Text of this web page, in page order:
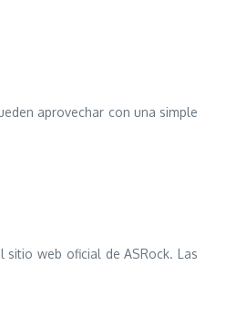
aprovechar con una simple
web oficial de ASRock. Las